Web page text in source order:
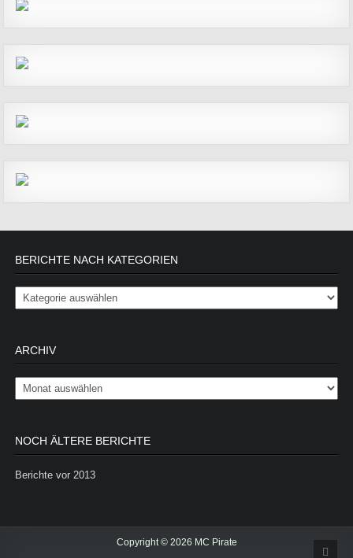
BERICHTE NACH KATEGORIEN
Berichte nach Kategorien
ARCHIV
Archiv
NOCH ÄLTERE BERICHTE
Berichte vor 2013
Copyright © 2026 MC Pirate